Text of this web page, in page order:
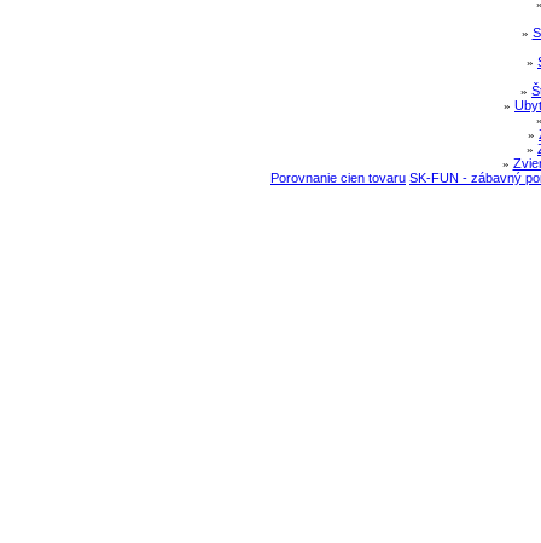
»
»
»
»
»
»
»
Porovnanie cien tovaru SK-FUN - zábavný